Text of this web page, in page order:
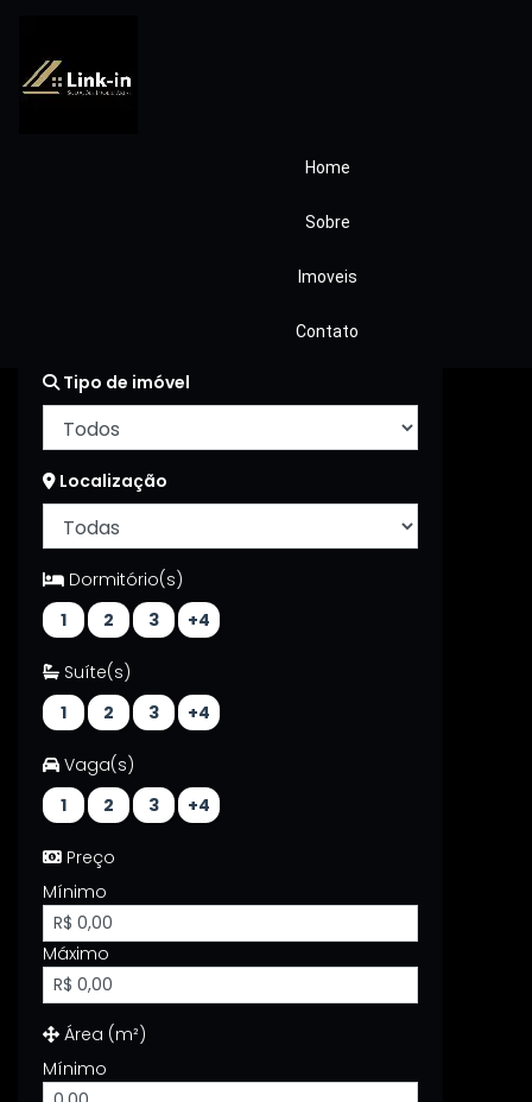
Home
Sobre
Imoveis
Contato
Tipo de imóvel
Localização
Dormitório(s)
1
2 3 +4
Suíte(s)
1
2 3 +4
Vaga(s)
1
2 3 +4
Preço
Mínimo
Máximo
Área (m²)
Mínimo